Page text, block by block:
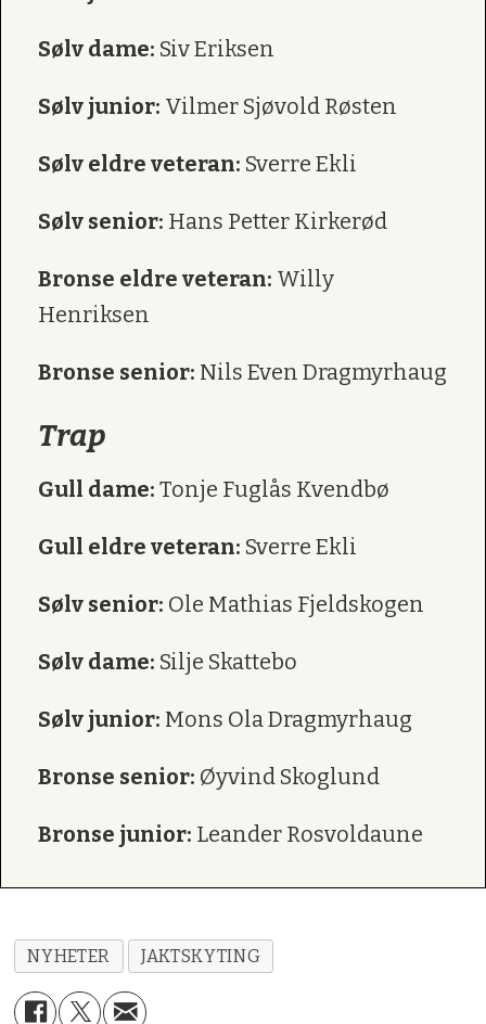
Sølv dame: Siv Eriksen
Sølv junior: Vilmer Sjøvold Røsten
Sølv eldre veteran: Sverre Ekli
Sølv senior: Hans Petter Kirkerød
Bronse eldre veteran: Willy
Henriksen
Bronse senior: Nils Even Dragmyrhaug
Trap
Gull dame: Tonje Fuglås Kvendbø
Gull eldre veteran: Sverre Ekli
Sølv senior: Ole Mathias Fjeldskogen
Sølv dame: Silje Skattebo
Sølv junior: Mons Ola Dragmyrhaug
Bronse senior: Øyvind Skoglund
Bronse junior: Leander Rosvoldaune
NYHETER JAKTSKYTING